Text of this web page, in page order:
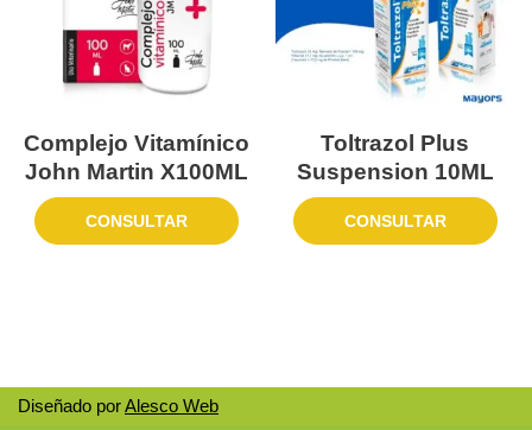
Complejo Vitamínico
John Martin X100ML
CONSULTAR
Toltrazol Plus
Suspension 10ML
CONSULTAR
Diseñado porAlesco Web